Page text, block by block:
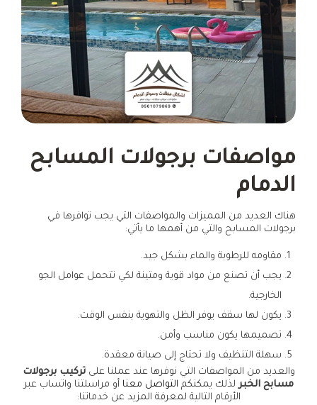
مواصفات برجولات المسابح
الدمام
هناك العديد من المميزات والمواصفات التي يجب توافرها في
برجولات المسابح والتي من أهمها ما يأتي:
مقاومه للرطوبة والماء بشكل جيد.
يجب أن تصنع من مواد قوية ومتينة لكي تتحمل عوامل الجو
الخارجية.
يكون لها سقف يوفر الظل والتهوية بنفس الوقت.
تصميمها يكون مناسب وأمن.
سهلة التنظيف ولا تحتاج إلى صيانة معقدة.
والعديد من المواصفات التي نوفرها عند عملنا علىتركيب برجولات
مسابح الخبرلذلك يمكنكم التواصل معنا أو مراسلتنا واتساب عبر
الأرقام التالية لمعرفة المزيد عن خدماتنا: